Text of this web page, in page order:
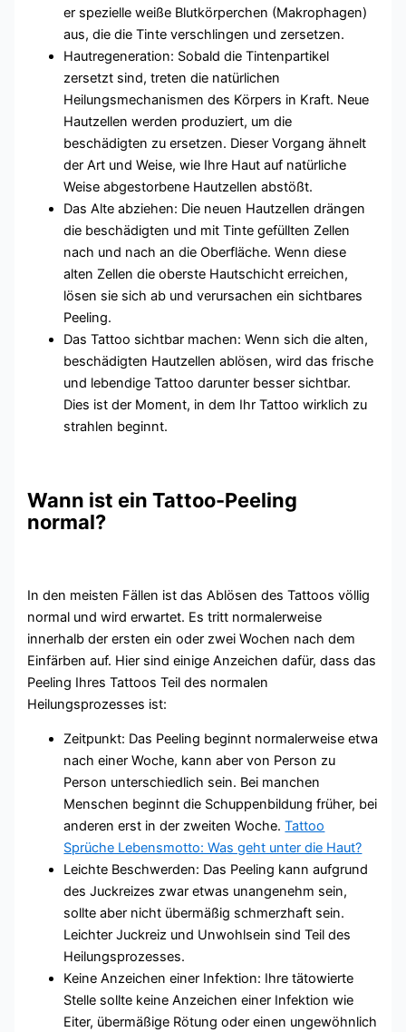
er spezielle weiße Blutkörperchen (Makrophagen)
aus, die die Tinte verschlingen und zersetzen.
Hautregeneration: Sobald die Tintenpartikel
zersetzt sind, treten die natürlichen
Heilungsmechanismen des Körpers in Kraft. Neue
Hautzellen werden produziert, um die
beschädigten zu ersetzen. Dieser Vorgang ähnelt
der Art und Weise, wie Ihre Haut auf natürliche
Weise abgestorbene Hautzellen abstößt.
Das Alte abziehen: Die neuen Hautzellen drängen
die beschädigten und mit Tinte gefüllten Zellen
nach und nach an die Oberfläche. Wenn diese
alten Zellen die oberste Hautschicht erreichen,
lösen sie sich ab und verursachen ein sichtbares
Peeling.
Das Tattoo sichtbar machen: Wenn sich die alten,
beschädigten Hautzellen ablösen, wird das frische
und lebendige Tattoo darunter besser sichtbar.
Dies ist der Moment, in dem Ihr Tattoo wirklich zu
strahlen beginnt.
Wann ist ein Tattoo-Peeling
normal?
In den meisten Fällen ist das Ablösen des Tattoos völlig
normal und wird erwartet. Es tritt normalerweise
innerhalb der ersten ein oder zwei Wochen nach dem
Einfärben auf. Hier sind einige Anzeichen dafür, dass das
Peeling Ihres Tattoos Teil des normalen
Heilungsprozesses ist:
Zeitpunkt: Das Peeling beginnt normalerweise etwa
nach einer Woche, kann aber von Person zu
Person unterschiedlich sein. Bei manchen
Menschen beginnt die Schuppenbildung früher, bei
anderen erst in der zweiten Woche.Tattoo
Sprüche Lebensmotto: Was geht unter die Haut?
Leichte Beschwerden: Das Peeling kann aufgrund
des Juckreizes zwar etwas unangenehm sein,
sollte aber nicht übermäßig schmerzhaft sein.
Leichter Juckreiz und Unwohlsein sind Teil des
Heilungsprozesses.
Keine Anzeichen einer Infektion: Ihre tätowierte
Stelle sollte keine Anzeichen einer Infektion wie
Eiter, übermäßige Rötung oder einen ungewöhnlich